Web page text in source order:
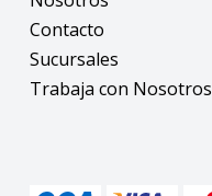
Contacto
Sucursales
Trabaja con Nosotros